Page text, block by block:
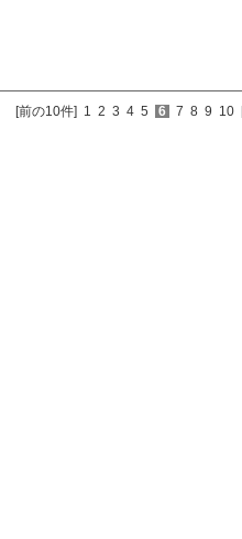
[前の10件] 1 2 3 4 5 6 7 8 9 10